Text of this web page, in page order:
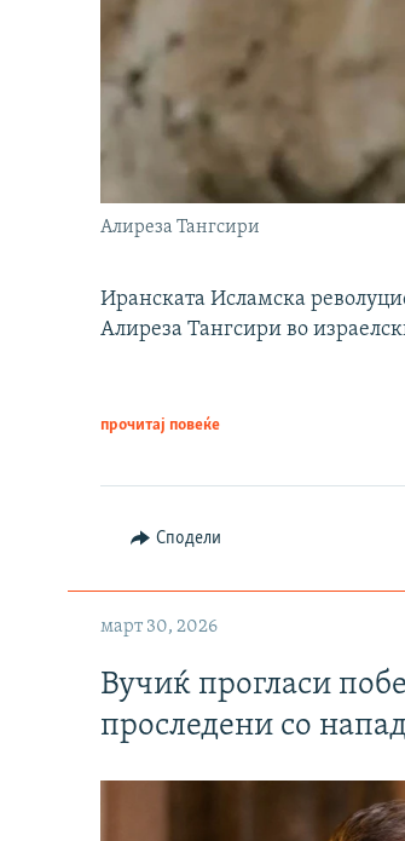
Алиреза Тангсири
Иранската Исламска
Алиреза Тангсири во
прочитај повеќе
Сподели
март 30, 2026
Вучиќ прогласи
проследени со